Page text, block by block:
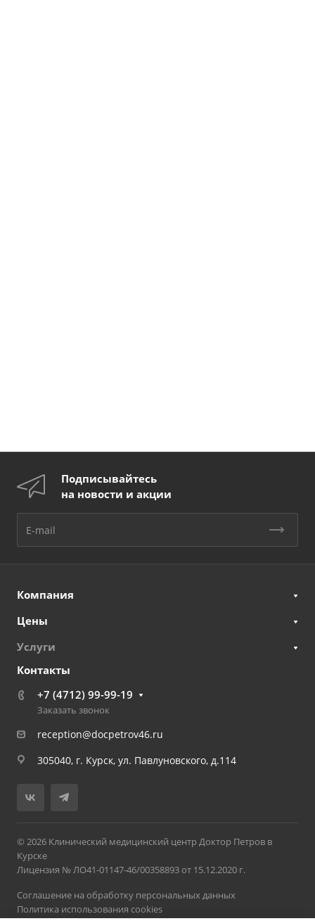
Подписывайтесь
на новости и акции
Компания
Цены
Услуги
Контакты
+7 (4712) 99-99-19
Заказать звонок
reception@docpetrov46.ru
305040, г. Курск, ул. Павлуновского, д.114
© 2026 Клинический медицинский центр Доктор Петров в
Курске
Лицензия № ЛО41-01147-46/00358893 от 15.12.2020 г.
Соглашение на обработку персональных данных
Политика использования cookies